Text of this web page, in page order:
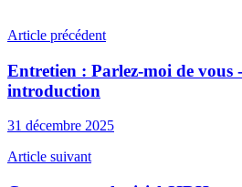
Article précédent
Entretien : Parlez-moi de vous
introduction
31 décembre 2025
Article suivant